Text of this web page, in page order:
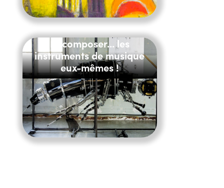
Recomposer... les
instruments de musique
eux-mêmes !